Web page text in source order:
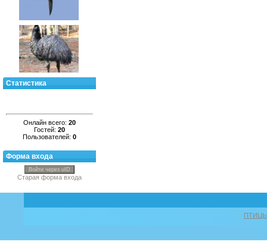
Статистика
Онлайн всего: 20
Гостей: 20
Пользователей: 0
Форма входа
Войти через uID
Старая форма входа